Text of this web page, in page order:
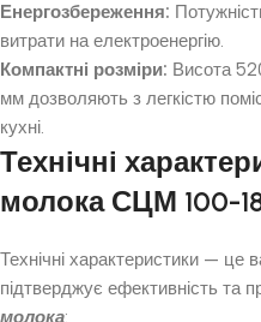
Енергозбереження:
витрати на електроенергію.
Компактні розміри: Висота
мм дозволяють з легкістю
кухні.
Технічні
молока СЦМ 100-
Технічні характеристики — це
підтверджує ефективність та
молока: